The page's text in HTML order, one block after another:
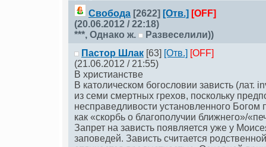
Свобода [2622] [Отв.] [OFF]
(20.06.2012 / 22:18)
***, Однако ж.
Развеселили))
Пастор Шлак [63] [Отв.] [OFF]
(21.06.2012 / 21:55)
В христианстве
В католическом богословии зависть (лат.
из семи смертных грехов, поскольку
несправедливости установленного Богом
как «скорбь о благополучии ближнего»/
Запрет на зависть появляется уже у
заповедей. Зависть считается